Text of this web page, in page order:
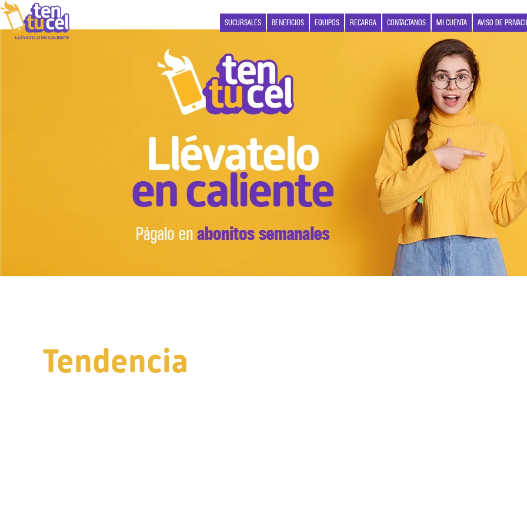
SUCURSALES BENEFICIOS EQUIPOS RECARGA CONTACTANOS MI CUENTA AVISO DE
Tendencia